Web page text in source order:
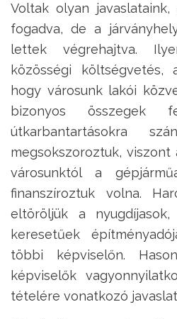
Voltak olyan
fogadva, de a
lettek végrehajtva.
közösségi költségvetés,
hogy városunk lakói
bizonyos összegek
útkarbantartásokra
megsokszoroztuk,
városunktól a
finanszíroztuk volna.
eltöröljük a
keresetűek
többi képviselőn.
képviselők
tételére vonatkozó